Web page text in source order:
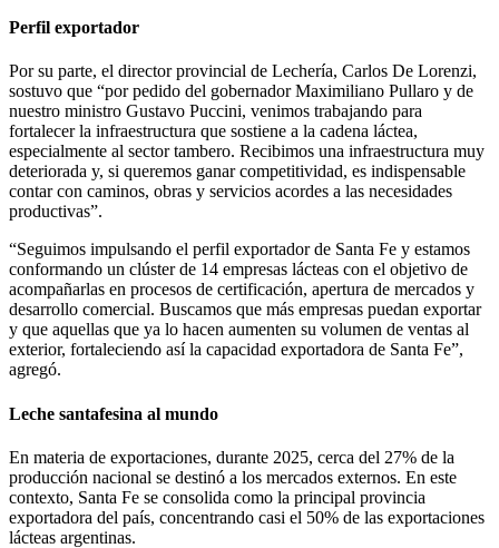
Perfil exportador
Por su parte, el director provincial de Lechería, Carlos De Lorenzi,
sostuvo que “por pedido del gobernador Maximiliano Pullaro y de
nuestro ministro Gustavo Puccini, venimos trabajando para
fortalecer la infraestructura que sostiene a la cadena láctea,
especialmente al sector tambero. Recibimos una infraestructura muy
deteriorada y, si queremos ganar competitividad, es indispensable
contar con caminos, obras y servicios acordes a las necesidades
productivas”.
“Seguimos impulsando el perfil exportador de Santa Fe y estamos
conformando un clúster de 14 empresas lácteas con el objetivo de
acompañarlas en procesos de certificación, apertura de mercados y
desarrollo comercial. Buscamos que más empresas puedan exportar
y que aquellas que ya lo hacen aumenten su volumen de ventas al
exterior, fortaleciendo así la capacidad exportadora de Santa Fe”,
agregó.
Leche santafesina al mundo
En materia de exportaciones, durante 2025, cerca del 27% de la
producción nacional se destinó a los mercados externos. En este
contexto, Santa Fe se consolida como la principal provincia
exportadora del país, concentrando casi el 50% de las exportaciones
lácteas argentinas.